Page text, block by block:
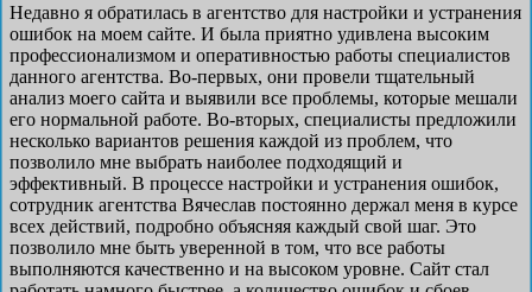
Недавно я обратилась в агентство для настройки и устранения
ошибок на моем сайте. И была приятно удивлена высоким
профессионализмом и оперативностью работы специалистов
данного агентства. Во-первых, они провели тщательный
анализ моего сайта и выявили все проблемы, которые мешали
его нормальной работе. Во-вторых, специалисты предложили
несколько вариантов решения каждой из проблем, что
позволило мне выбрать наиболее подходящий и
эффективный. В процессе настройки и устранения ошибок,
сотрудник агентства Вячеслав постоянно держал меня в курсе
всех действий, подробно объясняя каждый свой шаг. Это
позволило мне быть уверенной в том, что все работы
выполняются качественно и на высоком уровне. Сайт стал